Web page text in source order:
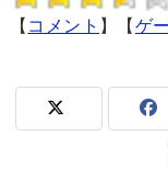
【 コメント 】【 ゲ